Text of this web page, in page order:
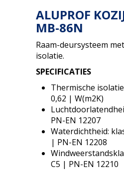
ALUPROF
MB-86N
Raam-deursysteem
isolatie.
SPECIFICATIES
Thermische
0,62 | W(m2K)
PN-EN 12207
Waterdichtheid:
| PN-EN 12208
C5 | PN-EN 12210